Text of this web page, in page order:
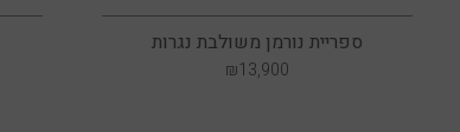
ספריית נורמן משולבת נגרות
₪13,900